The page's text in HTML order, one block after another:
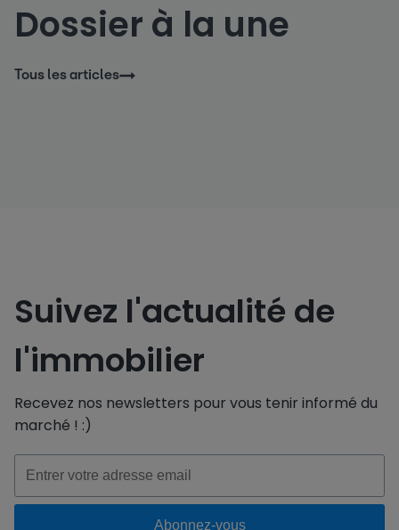
Dossier à la une
Tous les articles
Suivez l'actualité de
l'immobilier
Recevez nos newsletters pour vous tenir informé du
marché ! :)